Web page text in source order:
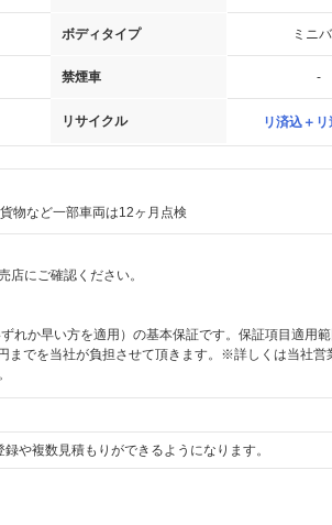
ボディタイプ ミニ
禁煙車 -
リサイクル リ済込＋リ
物など一部車両は12ヶ月点検
店にご確認ください。
れか早い方を適用）の基本保証です。保証項目適用
までを当社が負担させて頂きます。※詳しくは当社営
や複数見積もりができるようになります。